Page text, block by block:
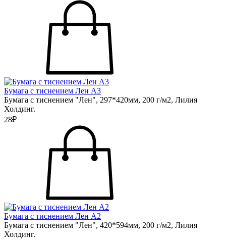
Бумага с тиснением Лен А3
Бумага с тиснением "Лен", 297*420мм, 200 г/м2, Лилия
Холдинг.
28₽
Бумага с тиснением Лен А2
Бумага с тиснением "Лен", 420*594мм, 200 г/м2, Лилия
Холдинг.